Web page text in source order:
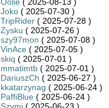
Joko( 2025-07-30 )
TripRider( 2025-07-28 )
Zysku ( 2025-07-26 )
szy97mon ( 2025-07-08 )
VinAce( 2025-07-05 )
skiq ( 2025-07-01 )
mmatimtb( 2025-07-01 )
DariuszCh ( 2025-06-27 )
kkatarzynag ( 2025-06-24 )
PaffiBlue( 2025-06-24 )
Szymi( 2025-06-23 )